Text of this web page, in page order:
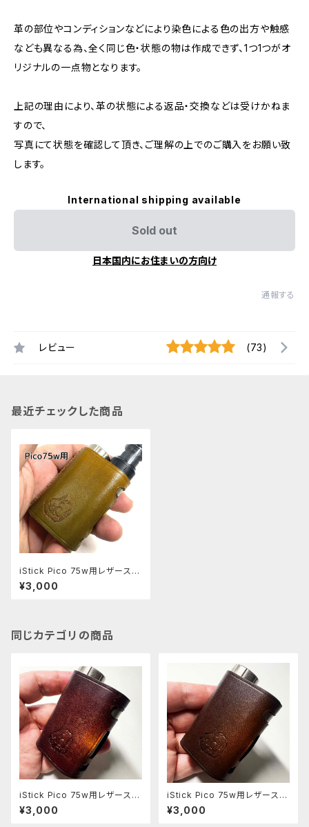
革の部位やコンディションなどにより染色による色の出方や触感
なども異なる為、全く同じ色・状態の物は作成できず、1つ1つがオ
リジナルの一点物となります。
上記の理由により、革の状態による返品・交換などは受けかねま
すので、
写真にて状態を確認して頂き、ご理解の上でのご購入をお願い致
します。
International shipping available
Sold out
日本国内にお住まいの方向け
通報する
レビュー (73)
最近チェックした商品
iStick Pico 75w用レザースリ
ーブ [PC061]
¥3,000
同じカテゴリの商品
iStick Pico 75w用レザースリ
ーブ [408-pc]
¥3,000
iStick Pico 75w用レザースリ
ーブ [406-pc]
¥3,000